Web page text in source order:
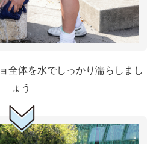
全体を水でしっかり濡らしまし
ょう